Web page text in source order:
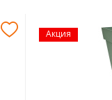
Акция